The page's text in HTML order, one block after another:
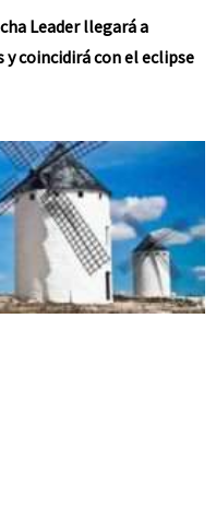
Leader llegará a
y coincidirá con el eclipse